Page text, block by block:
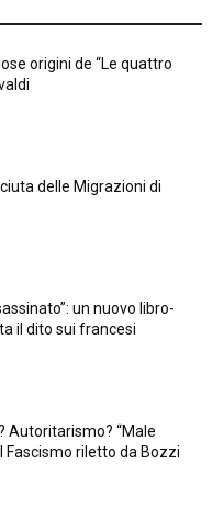
origini de “Le quattro
delle Migrazioni di
un nuovo libro-
il dito sui francesi
Autoritarismo? “Male
Fascismo riletto da Bozzi